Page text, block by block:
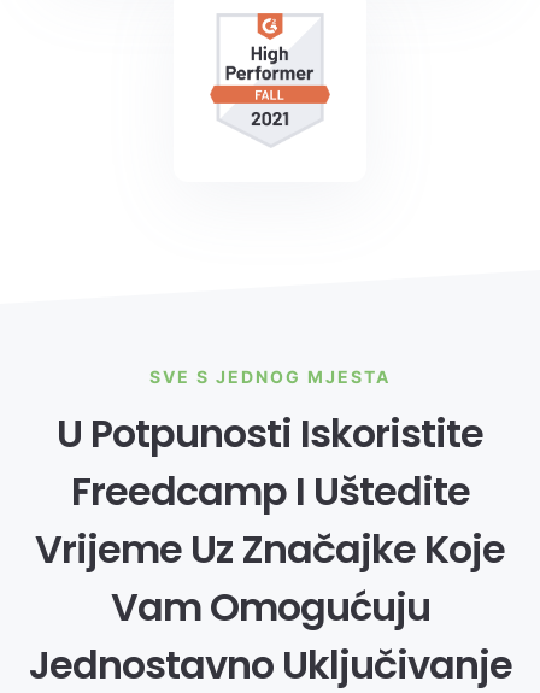
SVE S JEDNOG MJESTA
U Potpunosti Iskoristite
Freedcamp I Uštedite
Vrijeme Uz Značajke Koje
Vam Omogućuju
Jednostavno Uključivanje